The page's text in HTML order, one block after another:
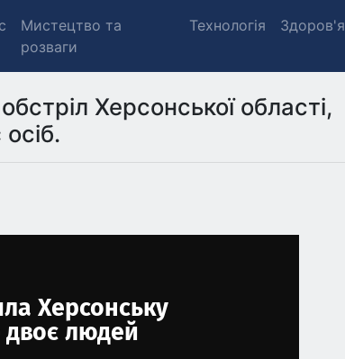
Мистецтво та
розваги
Технологія Здоров'я
Херсонської області,